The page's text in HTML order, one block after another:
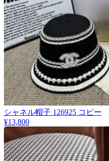
シャネル帽子 126925 コピー
¥13,800